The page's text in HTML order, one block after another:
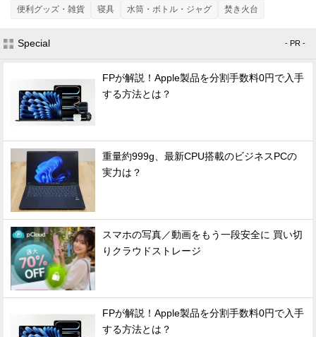
便利グッズ・雑貨 寝具 水筒・ボトル・ジャグ 焚き火台
Special - PR -
FPが解説！Apple製品を分割手数料0円で入手
する方法とは？
重量約999g、最新CPU搭載のビジネスPCの
実力は？
スマホの写真／動画をもう一段安全に 買い切
りクラウドストレージ
FPが解説！Apple製品を分割手数料0円で入手
する方法とは？